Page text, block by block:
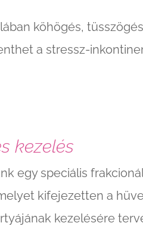
köhögés,
a stressz-
kezelés
egy speciális
kifejezetten a
kezelésére